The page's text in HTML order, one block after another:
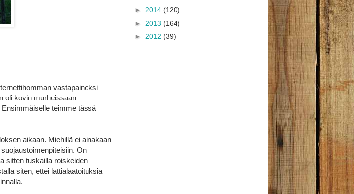
vastapainoksi
oli kovin murheissaan
teimme tässä
aikaan. Miehillä ei ainakaan
On
sitten tuskailla roiskeiden
siten, ettei lattialaatoituksia
► 2014 (120)
► 2013 (164)
► 2012 (39)